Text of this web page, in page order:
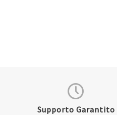
Supporto Garantito